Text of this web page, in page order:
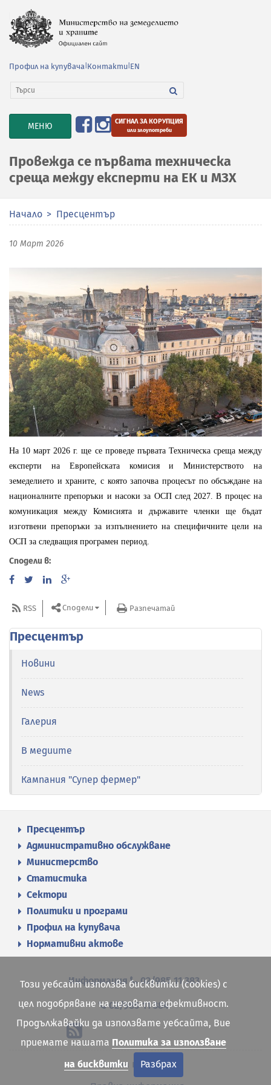
Профил на купувача Контакти EN
TOGGLE
NAVIGATION
МЕНЮ СИГНАЛ ЗА КОРУПЦИЯ
или злоупотреби
Провежда се първата техническа
среща между експерти на ЕК и МЗХ
Начало Пресцентър
10 Март 2026
На 10 март 2026 г. ще се проведе първата Техническа среща между
експерти на Европейската комисия и Министерството на
земеделието и храните, с която започва процесът по обсъждане на
националните препоръки и насоки за ОСП след 2027. В процес на
комуникация между Комисията и държавите членки ще бъдат
изготвени препоръки за изпълнението на специфичните цели на
ОСП за следващия програмен период.
Сподели в:
RSS Сподели Разпечатай
Пресцентър
Новини
News
Галерия
В медиите
Кампания "Супер фермер"
Пресцентър
Административно обслужване
Министерство
Статистика
Сектори
Политики и програми
Профил на купувача
Нормативни актове
Информация 02/985 11 383
02/985 11 384
Карта на сайта
Този уебсайт използва бисквитки (cookies) с
цел подобряване на неговата ефективност.
Продължавайки да използвате уебсайта, Вие
приемате нашата Политика за използване
на бисквитки
Разбрах